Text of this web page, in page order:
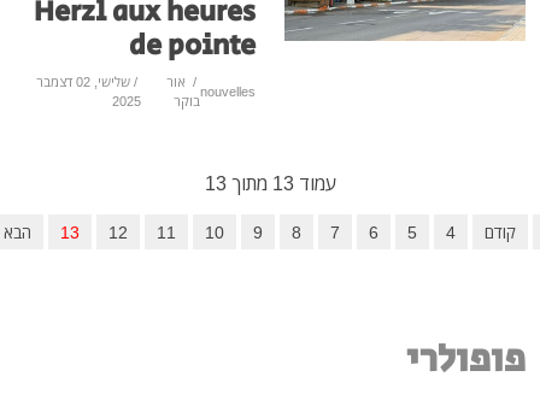
Herzl aux heures
de pointe
בוקר
/ שלישי, 02 דצמבר
2025
4 הבא סיום